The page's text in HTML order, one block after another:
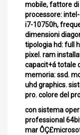
mobile, fattore
processore:
i7-10750h,
dimensioni
tipologia hd: full
pixel. ram
capacit+á totale
memoria: ssd.
uhd graphics.
pro. colore del
con sistema
professional
mar